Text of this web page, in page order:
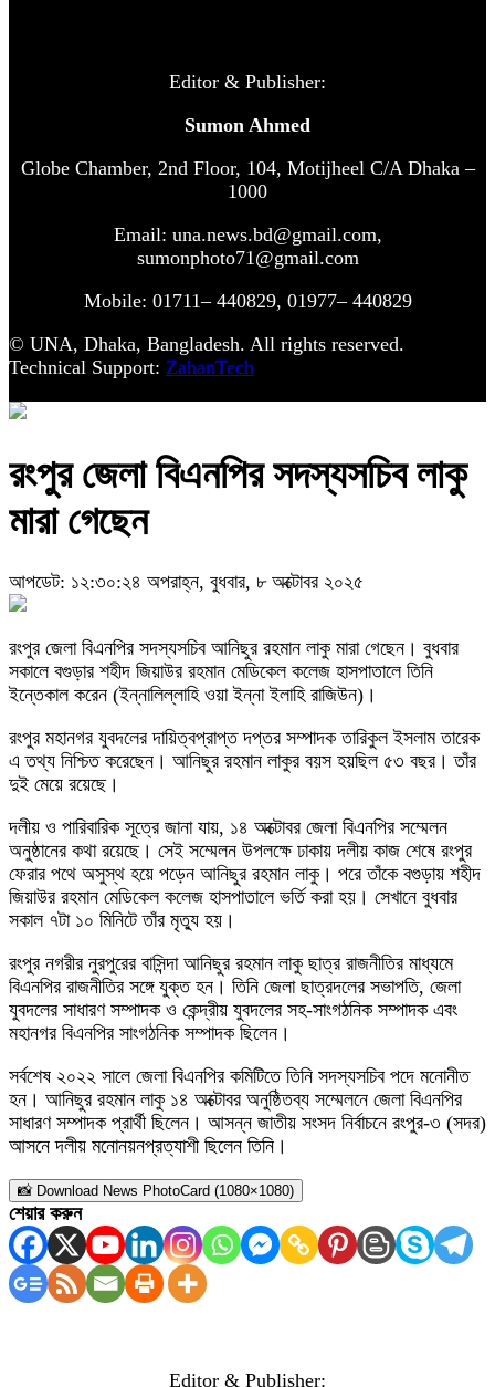
Editor & Publisher:
Sumon Ahmed
Globe Chamber, 2nd Floor, 104, Motijheel C/A Dhaka –
1000
Email: una.news.bd@gmail.com,
sumonphoto71@gmail.com
Mobile: 01711– 440829, 01977– 440829
© UNA, Dhaka, Bangladesh. All rights reserved.
Technical Support: ZahanTech
রংপুর জেলা বিএনপির সদস্যসচিব লাকু
মারা গেছেন
আপডেট: ১২:৩০:২৪ অপরাহ্ন, বুধবার, ৮ অক্টোবর ২০২৫
রংপুর জেলা বিএনপির সদস্যসচিব আনিছুর রহমান লাকু মারা গেছেন। বুধবার
সকালে বগুড়ার শহীদ জিয়াউর রহমান মেডিকেল কলেজ হাসপাতালে তিনি
ইন্তেকাল করেন (ইন্নালিল্লাহি ওয়া ইন্না ইলাহি রাজিউন)।
রংপুর মহানগর যুবদলের দায়িত্বপ্রাপ্ত দপ্তর সম্পাদক তারিকুল ইসলাম তারেক
এ তথ্য নিশ্চিত করেছেন। আনিছুর রহমান লাকুর বয়স হয়ছিল ৫৩ বছর। তাঁর
দুই মেয়ে রয়েছে।
দলীয় ও পারিবারিক সূত্রে জানা যায়, ১৪ অক্টোবর জেলা বিএনপির সম্মেলন
অনুষ্ঠানের কথা রয়েছে। সেই সম্মেলন উপলক্ষে ঢাকায় দলীয় কাজ শেষে রংপুর
ফেরার পথে অসুস্থ হয়ে পড়েন আনিছুর রহমান লাকু। পরে তাঁকে বগুড়ায় শহীদ
জিয়াউর রহমান মেডিকেল কলেজ হাসপাতালে ভর্তি করা হয়। সেখানে বুধবার
সকাল ৭টা ১০ মিনিটে তাঁর মৃত্যু হয়।
রংপুর নগরীর নুরপুরের বাসিন্দা আনিছুর রহমান লাকু ছাত্র রাজনীতির মাধ্যমে
বিএনপির রাজনীতির সঙ্গে যুক্ত হন। তিনি জেলা ছাত্রদলের সভাপতি, জেলা
যুবদলের সাধারণ সম্পাদক ও কেন্দ্রীয় যুবদলের সহ-সাংগঠনিক সম্পাদক এবং
মহানগর বিএনপির সাংগঠনিক সম্পাদক ছিলেন।
সর্বশেষ ২০২২ সালে জেলা বিএনপির কমিটিতে তিনি সদস্যসচিব পদে মনোনীত
হন। আনিছুর রহমান লাকু ১৪ অক্টোবর অনুষ্ঠিতব্য সম্মেলনে জেলা বিএনপির
সাধারণ সম্পাদক প্রার্থী ছিলেন। আসন্ন জাতীয় সংসদ নির্বাচনে রংপুর-৩ (সদর)
আসনে দলীয় মনোনয়নপ্রত্যাশী ছিলেন তিনি।
📸 Download News PhotoCard (1080×1080)
শেয়ার করুন
Editor & Publisher: